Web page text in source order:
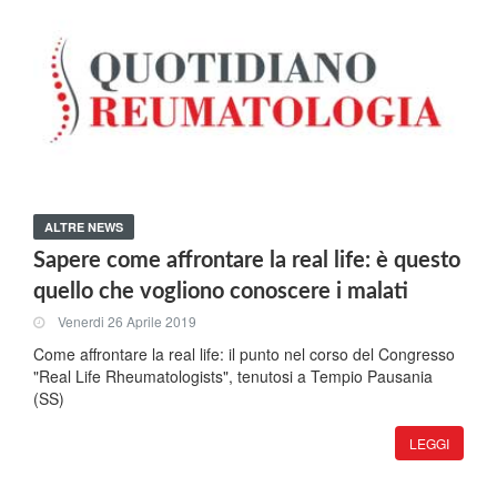
ALTRE NEWS
Sapere come affrontare la real life: è questo
quello che vogliono conoscere i malati
Venerdi 26 Aprile 2019
Come affrontare la real life: il punto nel corso del Congresso
"Real Life Rheumatologists", tenutosi a Tempio Pausania
(SS)
LEGGI